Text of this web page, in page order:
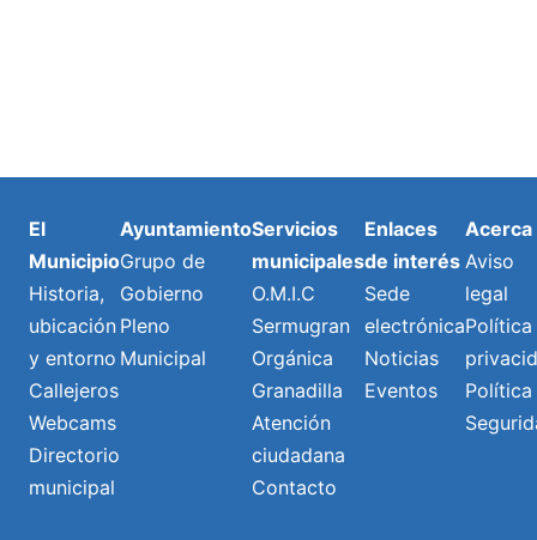
El
Municipio
Historia,
ubicación
y entorno
Callejeros
Webcams
Directorio
municipal
Ayuntamiento
Grupo de
Gobierno
Pleno
Municipal
Servicios
municipales
O.M.I.C
Sermugran
Orgánica
Granadilla
Atención
ciudadana
Contacto
Enlaces
de interés
Sede
electrónica
Noticias
Eventos
Acerca
Aviso
legal
Política
Política